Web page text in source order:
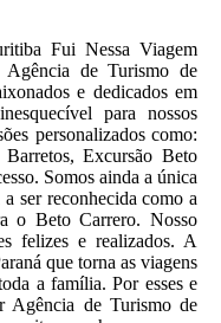
Fui Nessa Viagem
Agência de Turismo de
e dedicados em
para nossos
personalizados como:
Excursão Beto
Somos ainda a única
ser reconhecida como a
o Beto Carrero. Nosso
felizes e realizados. A
que torna as viagens
a família. Por esses e
Agência de Turismo de